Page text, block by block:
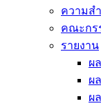
ความสำ
คณะกร
รายงาน
ผ
ผ
ผ